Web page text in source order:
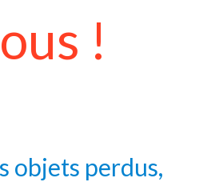
!
objets perdus,